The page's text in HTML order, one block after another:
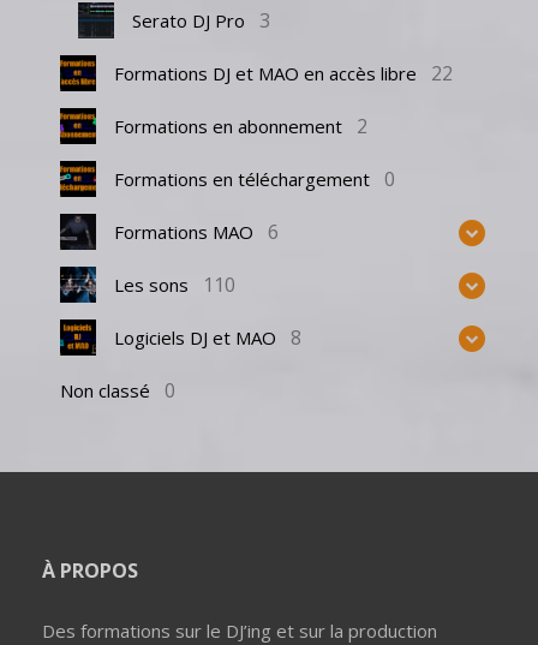
Serato DJ Pro 3
Formations DJ et MAO en accès libre 22
Formations en abonnement 2
Formations en téléchargement 0
Formations MAO 6
Les sons 110
Logiciels DJ et MAO 8
Non classé 0
À PROPOS
Des formations sur le DJ’ing et sur la production